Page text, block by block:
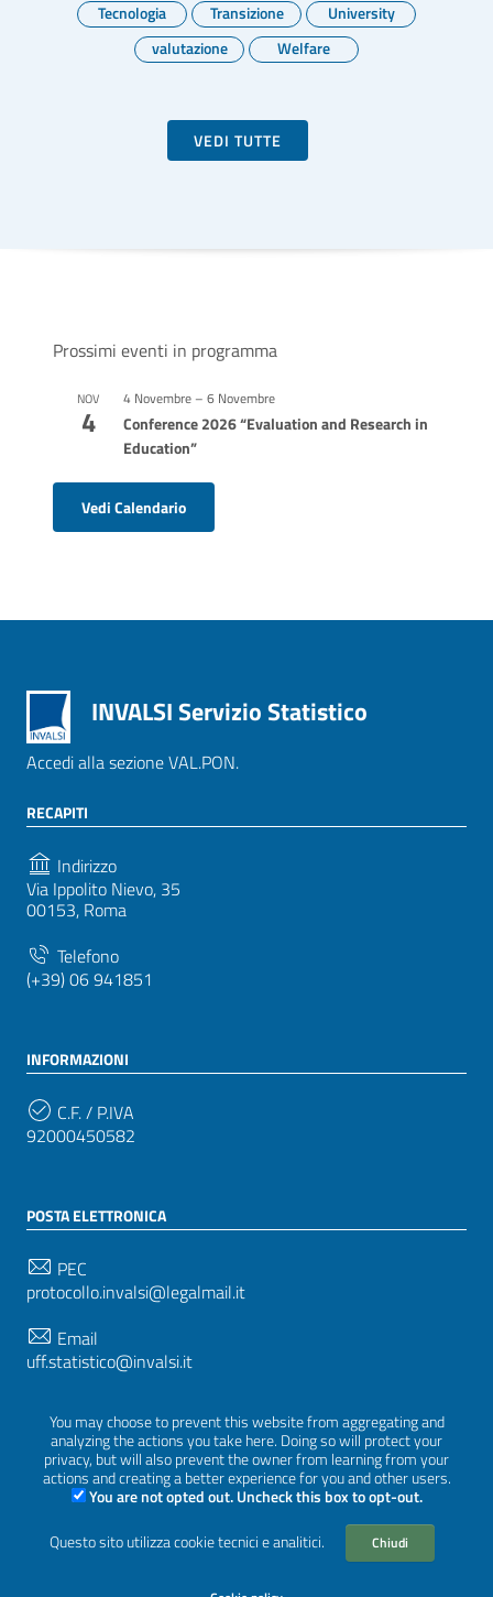
You may choose to prevent this website from aggregating and
analyzing the actions you take here. Doing so will protect your
privacy, but will also prevent the owner from learning from your
actions and creating a better experience for you and other users.
You are not opted out. Uncheck this box to opt-out.
Questo sito utilizza cookie tecnici e analitici.
Chiudi
Tecnologia
Transizione
University
valutazione
Welfare
VEDI TUTTE
Prossimi eventi in programma
NOV
4
4 Novembre – 6 Novembre
Conference 2026 “Evaluation and Research in
Education”
Vedi Calendario
INVALSI Servizio Statistico
Accedi alla sezione VAL.PON.
RECAPITI
Indirizzo
Via Ippolito Nievo, 35
00153, Roma
Telefono
(+39) 06 941851
INFORMAZIONI
C.F. / P.IVA
92000450582
POSTA ELETTRONICA
PEC
protocollo.invalsi@legalmail.it
Email
uff.statistico@invalsi.it
restituzione.dati@invalsi.it
SEGUICI SU